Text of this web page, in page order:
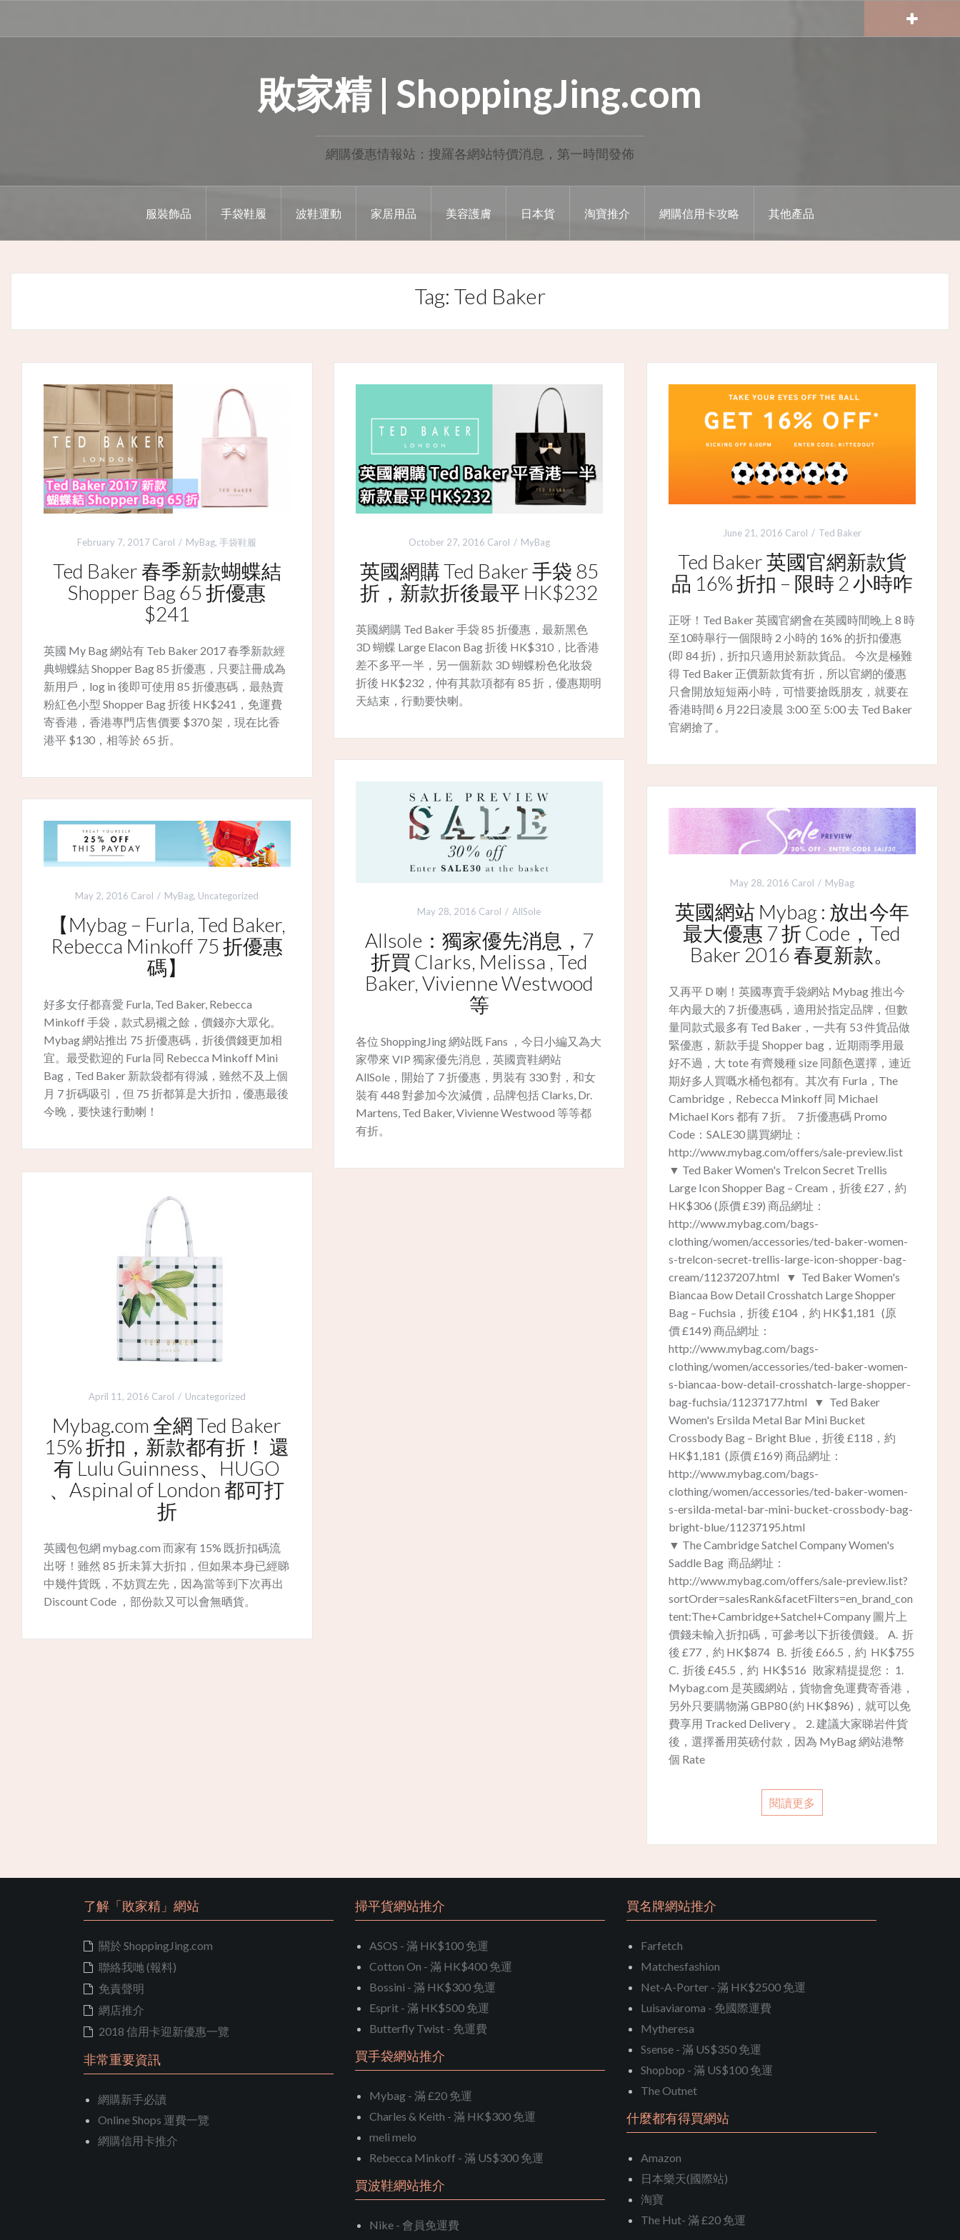
敗家精 | ShoppingJing.com
網購優惠情報站：搜羅各網站特價消息，第一時間發佈
服裝飾品 手袋鞋履 波鞋運動 家居用品 美容護膚 日本貨 淘寶推介 網購信用卡攻略 其他產品
Tag: Ted Baker
February 7, 2017 Carol MyBag,手袋鞋履
Ted Baker 春季新款蝴蝶結
Shopper Bag 65 折優惠
$241
英國 My Bag 網站有 Teb Baker 2017 春季新款經
典蝴蝶結 Shopper Bag 85 折優惠，只要註冊成為
新用戶，log in 後即可使用 85 折優惠碼，最熱賣
粉紅色小型 Shopper Bag 折後 HK$241，免運費
寄香港，香港專門店售價要 $370 架，現在比香
港平 $130，相等於 65 折。
October 27, 2016 Carol MyBag
英國網購 Ted Baker 手袋 85
折，新款折後最平 HK$232
英國網購 Ted Baker 手袋 85 折優惠，最新黑色
3D 蝴蝶 Large Elacon Bag 折後 HK$310，比香港
差不多平一半，另一個新款 3D 蝴蝶粉色化妝袋
折後 HK$232，仲有其款項都有 85 折，優惠期明
天結束，行動要快喇。
June 21, 2016 Carol Ted Baker
Ted Baker 英國官網新款貨
品 16% 折扣 – 限時 2 小時咋
正呀！Ted Baker 英國官網會在英國時間晚上 8 時
至10時舉行一個限時 2 小時的 16% 的折扣優惠
(即 84 折)，折扣只適用於新款貨品。 今次是極難
得 Ted Baker 正價新款貨有折，所以官網的優惠
只會開放短短兩小時，可惜要搶既朋友，就要在
香港時間 6 月22日凌晨 3:00 至 5:00 去 Ted Baker
官網搶了。
May 28, 2016 Carol AllSole
Allsole：獨家優先消息，7
折買 Clarks, Melissa , Ted
Baker, Vivienne Westwood
等
各位 ShoppingJing 網站既 Fans ，今日小編又為大
家帶來 VIP 獨家優先消息，英國賣鞋網站
AllSole，開始了 7 折優惠，男裝有 330 對，和女
裝有 448 對參加今次減價，品牌包括 Clarks, Dr.
Martens, Ted Baker, Vivienne Westwood 等等都
有折。
May 28, 2016 Carol MyBag
英國網站 Mybag : 放出今年
最大優惠 7 折 Code，Ted
Baker 2016 春夏新款。
又再平 D 喇！英國專賣手袋網站 Mybag 推出今
年內最大的 7 折優惠碼，適用於指定品牌，但數
量同款式最多有 Ted Baker，一共有 53 件貨品做
緊優惠，新款手提 Shopper bag，近期雨季用最
好不過，大 tote 有齊幾種 size 同顏色選擇，連近
期好多人買嘅水桶包都有。其次有 Furla，The
Cambridge，Rebecca Minkoff 同 Michael
Michael Kors 都有 7 折。 7 折優惠碼 Promo
Code：SALE30 購買網址：
http://www.mybag.com/offers/sale-preview.list
▼ Ted Baker Women's Trelcon Secret Trellis
Large Icon Shopper Bag – Cream，折後 £27，約
HK$306 (原價 £39) 商品網址：
http://www.mybag.com/bags-
clothing/women/accessories/ted-baker-women-
s-trelcon-secret-trellis-large-icon-shopper-bag-
cream/11237207.html ▼ Ted Baker Women's
Biancaa Bow Detail Crosshatch Large Shopper
Bag – Fuchsia，折後 £104，約 HK$1,181 (原
價 £149) 商品網址：
http://www.mybag.com/bags-
clothing/women/accessories/ted-baker-women-
s-biancaa-bow-detail-crosshatch-large-shopper-
bag-fuchsia/11237177.html ▼ Ted Baker
Women's Ersilda Metal Bar Mini Bucket
Crossbody Bag – Bright Blue，折後 £118，約
HK$1,181 (原價 £169) ​商品網址：
http://www.mybag.com/bags-
clothing/women/accessories/ted-baker-women-
s-ersilda-metal-bar-mini-bucket-crossbody-bag-
bright-blue/11237195.html
▼ The Cambridge Satchel Company Women's
Saddle Bag 商品網址：
http://www.mybag.com/offers/sale-preview.list?
sortOrder=salesRank&facetFilters=en_brand_con
tent:The+Cambridge+Satchel+Company​ 圖片上
價錢未輸入折扣碼，可參考以下折後價錢。 A. 折
後 £77，約 HK$874 B. 折後 £66.5，約 HK$755
C. 折後 £45.5，約 HK$516 敗家精提提您： 1.
Mybag.com 是英國網站，貨物會免運費寄香港，
另外只要購物滿 GBP80 (約 HK$896)，就可以免
費享用 Tracked Delivery 。 2. 建議大家睇岩件貨
後，選擇番用英磅付款，因為 MyBag 網站港幣
個 Rate
閱讀更多
May 2, 2016 Carol MyBag, Uncategorized
【Mybag – Furla, Ted Baker,
Rebecca Minkoff 75 折優惠
碼】
好多女仔都喜愛 Furla, Ted Baker, Rebecca
Minkoff 手袋，款式易襯之餘，價錢亦大眾化。
Mybag 網站推出 75 折優惠碼，折後價錢更加相
宜。最受歡迎的 Furla 同 Rebecca Minkoff Mini
Bag，Ted Baker 新款袋都有得減，雖然不及上個
月 7 折碼吸引，但 75 折都算是大折扣，優惠最後
今晚，要快速行動喇！
April 11, 2016 Carol Uncategorized
Mybag.com 全網 Ted Baker
15% 折扣，新款都有折！ 還
有 Lulu Guinness、HUGO
、Aspinal of London 都可打
折
英國包包網 mybag.com 而家有 15% 既折扣碼流
出呀！雖然 85 折未算大折扣，但如果本身已經睇
中幾件貨既，不妨買左先，因為當等到下次再出
Discount Code ，部份款又可以會無晒貨。
了解「敗家精」網站
關於 ShoppingJing.com
聯絡我哋 (報料)
免責聲明
網店推介
2018 信用卡迎新優惠一覽
非常重要資訊
網購新手必讀
Online Shops 運費一覽
網購信用卡推介
掃平貨網站推介
ASOS - 滿 HK$100 免運
Cotton On - 滿 HK$400 免運
Bossini - 滿 HK$300 免運
Esprit - 滿 HK$500 免運
Butterfly Twist - 免運費
買手袋網站推介
Mybag - 滿 £20 免運
Charles & Keith - 滿 HK$300 免運
meli melo
Rebecca Minkoff - 滿 US$300 免運
買波鞋網站推介
Nike - 會員免運費
買名牌網站推介
Farfetch
Matchesfashion
Net-A-Porter - 滿 HK$2500 免運
Luisaviaroma - 免國際運費
Mytheresa
Ssense - 滿 US$350 免運
Shopbop - 滿 US$100 免運
The Outnet
什麼都有得買網站
Amazon
日本樂天(國際站)
淘寶
The Hut- 滿 £20 免運